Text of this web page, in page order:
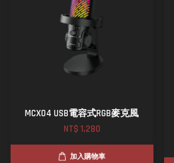
MCX04 USB電容式RGB麥克風
NT$ 1,280
加入購物車